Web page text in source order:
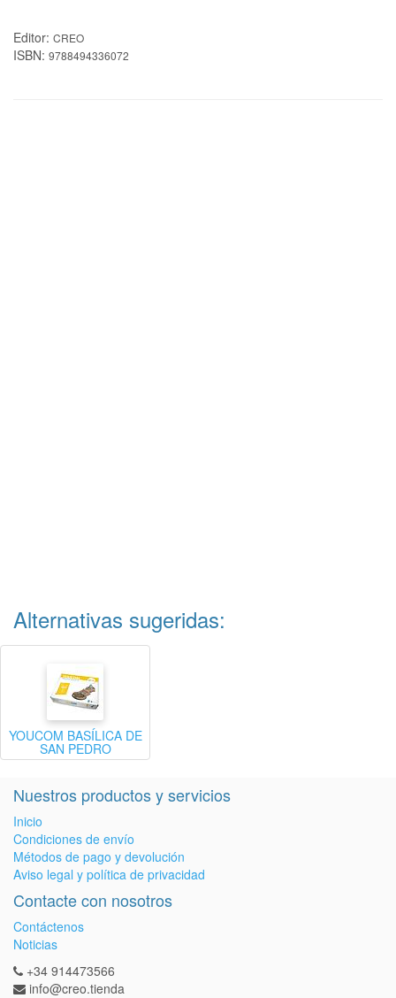
Editor: CREO
ISBN: 9788494336072
Alternativas sugeridas:
YOUCOM BASÍLICA DE
SAN PEDRO
Nuestros productos y servicios
Inicio
Condiciones de envío
Métodos de pago y devolución
Aviso legal y política de privacidad
Contacte con nosotros
Contáctenos
Noticias
+34 914473566
info@creo.tienda